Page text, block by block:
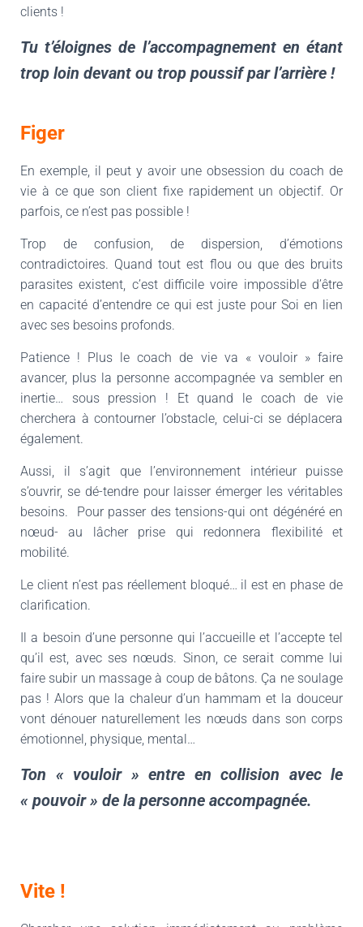
clients !
Tu t’éloignes de l’accompagnement en étant
trop loin devant ou trop poussif par l’arrière !
Figer
En exemple, il peut y avoir une obsession du coach de
vie à ce que son client fixe rapidement un objectif. Or
parfois, ce n’est pas possible !
Trop de confusion, de dispersion, d’émotions
contradictoires. Quand tout est flou ou que des bruits
parasites existent, c’est difficile voire impossible d’être
en capacité d’entendre ce qui est juste pour Soi en lien
avec ses besoins profonds.
Patience ! Plus le coach de vie va « vouloir » faire
avancer, plus la personne accompagnée va sembler en
inertie… sous pression ! Et quand le coach de vie
cherchera à contourner l’obstacle, celui-ci se déplacera
également.
Aussi, il s’agit que l’environnement intérieur puisse
s’ouvrir, se dé-tendre pour laisser émerger les véritables
besoins. Pour passer des tensions-qui ont dégénéré en
nœud- au lâcher prise qui redonnera flexibilité et
mobilité.
Le client n’est pas réellement bloqué… il est en phase de
clarification.
Il a besoin d’une personne qui l’accueille et l’accepte tel
qu’il est, avec ses nœuds. Sinon, ce serait comme lui
faire subir un massage à coup de bâtons. Ça ne soulage
pas ! Alors que la chaleur d’un hammam et la douceur
vont dénouer naturellement les nœuds dans son corps
émotionnel, physique, mental…
Ton « vouloir » entre en collision avec le
« pouvoir » de la personne accompagnée.
Vite !